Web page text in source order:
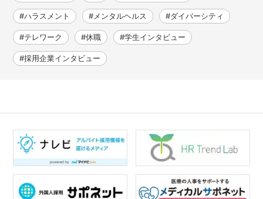
#ハラスメント #メンタルヘルス #ダイバーシティ
#テレワーク #休職 #学生インタビュー
#採用企業インタビュー